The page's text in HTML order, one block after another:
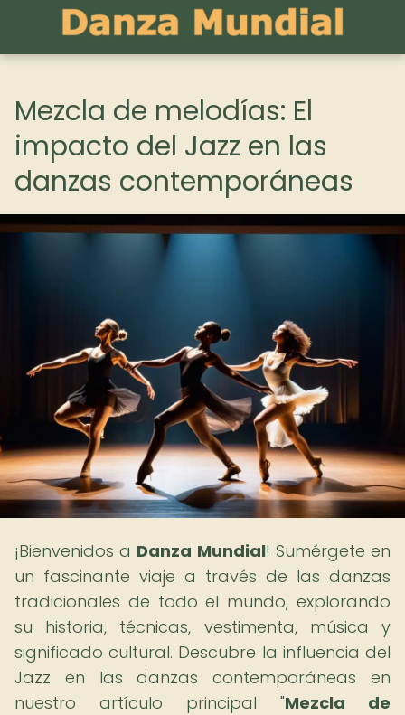
Mezcla de melodías: El
impacto del Jazz en las
danzas contemporáneas
¡Bienvenidos a Danza Mundial! Sumérgete en
un fascinante viaje a través de las danzas
tradicionales de todo el mundo, explorando
su historia, técnicas, vestimenta, música y
significado cultural. Descubre la influencia del
Jazz en las danzas contemporáneas en
nuestro artículo principal "Mezcla de